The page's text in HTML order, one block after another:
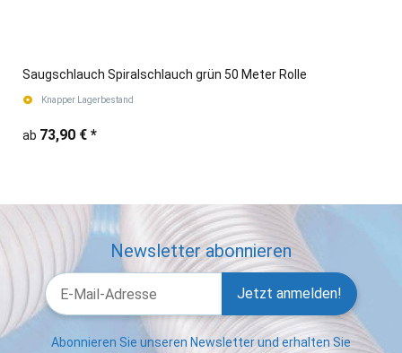
Saugschlauch Spiralschlauch grün 50 Meter Rolle
Knapper Lagerbestand
ab 73,90 € *
Newsletter abonnieren
Jetzt anmelden!
Abonnieren Sie unseren Newsletter und erhalten Sie